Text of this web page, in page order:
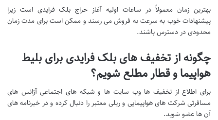
بهترین زمان معمولاً در ساعات اولیه آغاز حراج بلک فرایدی است زیرا
پیشنهادات خوب به سرعت به فروش می رسند و ممکن است برای مدت زمان
محدودی در دسترس باشند.
چگونه از تخفیف های بلک فرایدی برای بلیط
هواپیما و قطار مطلع شویم؟
برای اطلاع از تخفیف ها وب سایت ها و شبکه های اجتماعی آژانس های
مسافرتی شرکت های هواپیمایی و ریلی معتبر را دنبال کرده و در خبرنامه های
آن ها عضو شوید.